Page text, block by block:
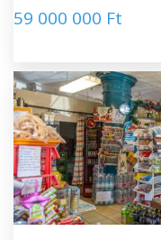
59 000 000 Ft